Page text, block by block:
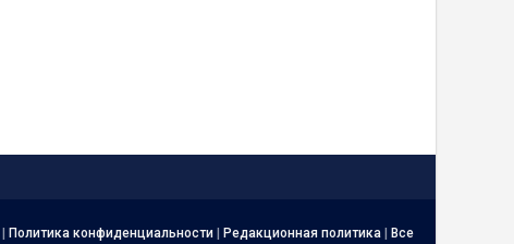
| Политика конфиденциальности | Редакционная политика | Все